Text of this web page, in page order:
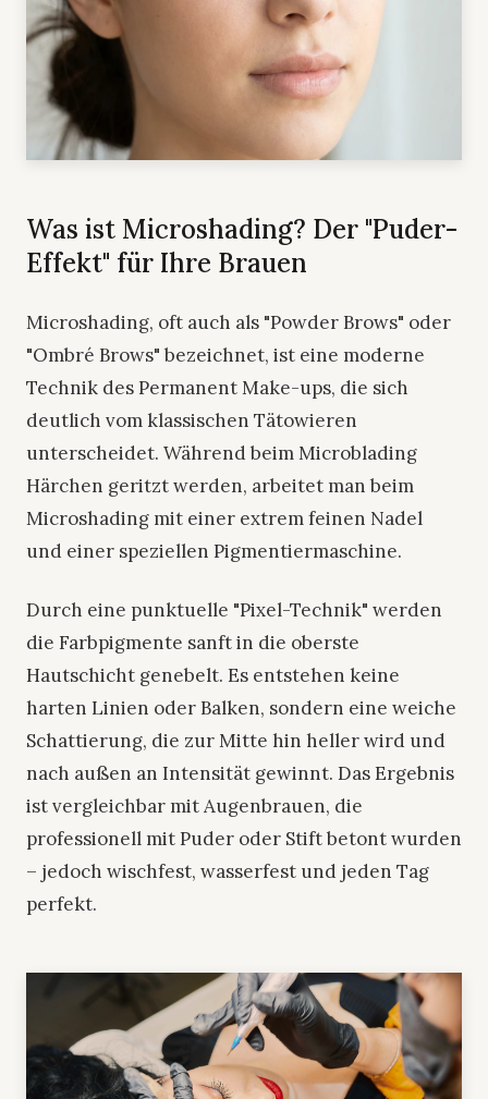
Was ist Microshading? Der "Puder-
Effekt" für Ihre Brauen
Microshading, oft auch als "Powder Brows" oder
"Ombré Brows" bezeichnet, ist eine moderne
Technik des Permanent Make-ups, die sich
deutlich vom klassischen Tätowieren
unterscheidet. Während beim Microblading
Härchen geritzt werden, arbeitet man beim
Microshading mit einer extrem feinen Nadel
und einer speziellen Pigmentiermaschine.
Durch eine punktuelle "Pixel-Technik" werden
die Farbpigmente sanft in die oberste
Hautschicht genebelt. Es entstehen keine
harten Linien oder Balken, sondern eine weiche
Schattierung, die zur Mitte hin heller wird und
nach außen an Intensität gewinnt. Das Ergebnis
ist vergleichbar mit Augenbrauen, die
professionell mit Puder oder Stift betont wurden
– jedoch wischfest, wasserfest und jeden Tag
perfekt.